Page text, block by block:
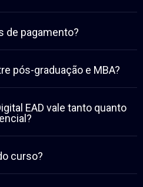
de pagamento?
pós-graduação e MBA?
EAD vale tanto quanto
curso?